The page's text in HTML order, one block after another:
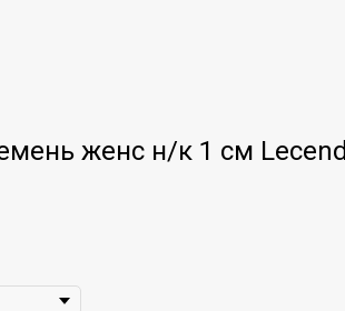
женс н/к 1 см Lecend